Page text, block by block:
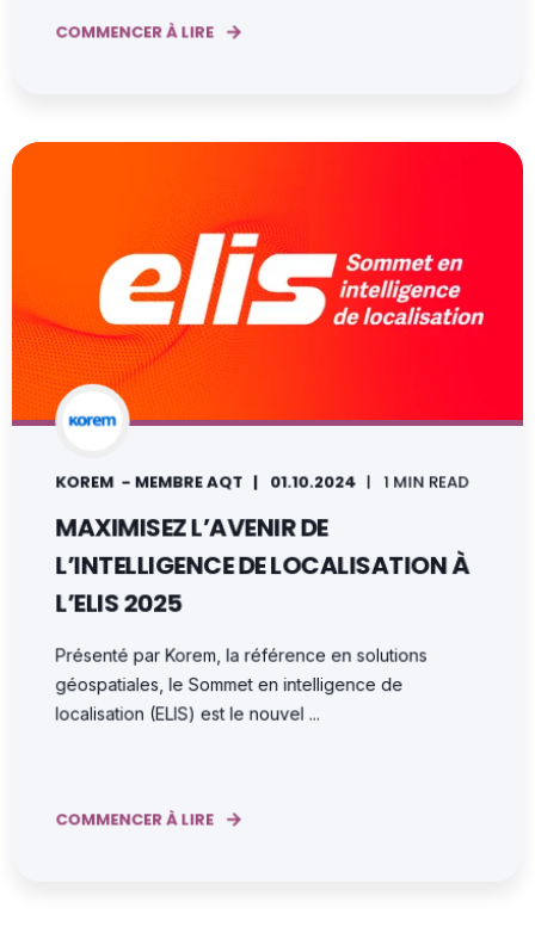
COMMENCER À LIRE
KOREM - MEMBRE AQT 01.10.2024 1 MIN READ
MAXIMISEZ L’AVENIR DE
L’INTELLIGENCE DE LOCALISATION À
L’ELIS 2025
Présenté par Korem, la référence en solutions
géospatiales, le Sommet en intelligence de
localisation (ELIS) est le nouvel ...
COMMENCER À LIRE